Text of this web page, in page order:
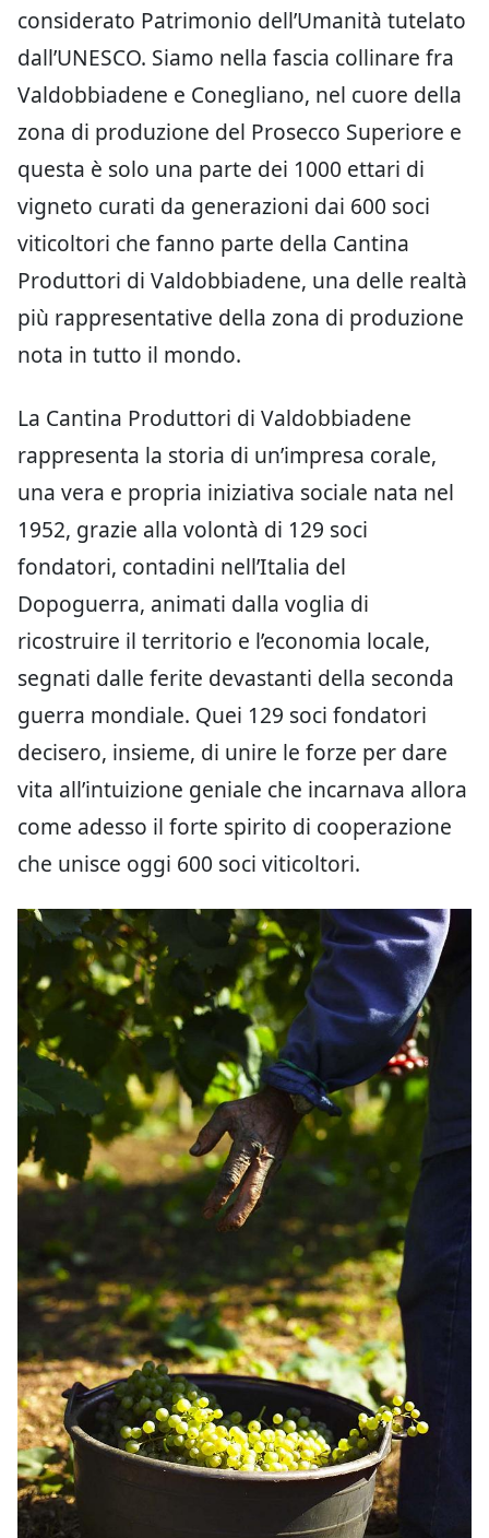
considerato Patrimonio dell’Umanità tutelato
dall’UNESCO. Siamo nella fascia collinare fra
Valdobbiadene e Conegliano, nel cuore della
zona di produzione del Prosecco Superiore e
questa è solo una parte dei 1000 ettari di
vigneto curati da generazioni dai 600 soci
viticoltori che fanno parte della Cantina
Produttori di Valdobbiadene, una delle realtà
più rappresentative della zona di produzione
nota in tutto il mondo.
La Cantina Produttori di Valdobbiadene
rappresenta la storia di un’impresa corale,
una vera e propria iniziativa sociale nata nel
1952, grazie alla volontà di 129 soci
fondatori, contadini nell’Italia del
Dopoguerra, animati dalla voglia di
ricostruire il territorio e l’economia locale,
segnati dalle ferite devastanti della seconda
guerra mondiale. Quei 129 soci fondatori
decisero, insieme, di unire le forze per dare
vita all’intuizione geniale che incarnava allora
come adesso il forte spirito di cooperazione
che unisce oggi 600 soci viticoltori.